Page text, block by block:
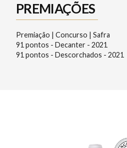
PREMIAÇÕES
Premiação | Concurso | Safra
91 pontos - Decanter - 2021
91 pontos - Descorchados - 2021